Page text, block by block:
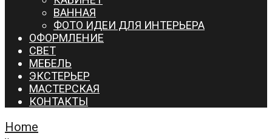
ВАННАЯ
ФОТО ИДЕИ ДЛЯ ИНТЕРЬЕРА
ОФОРМЛЕНИЕ
СВЕТ
МЕБЕЛЬ
ЭКСТЕРЬЕР
МАСТЕРСКАЯ
КОНТАКТЫ
Home